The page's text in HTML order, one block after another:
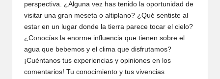
perspectiva. ¿Alguna vez has tenido la oportunidad de
visitar una gran meseta o altiplano? ¿Qué sentiste al
estar en un lugar donde la tierra parece tocar el cielo?
¿Conocías la enorme influencia que tienen sobre el
agua que bebemos y el clima que disfrutamos?
¡Cuéntanos tus experiencias y opiniones en los
comentarios! Tu conocimiento y tus vivencias